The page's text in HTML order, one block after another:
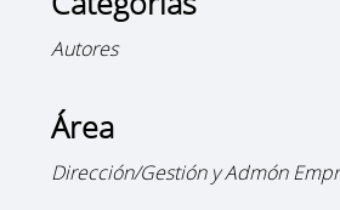
Autores
Área
Dirección/Gestión y Admón